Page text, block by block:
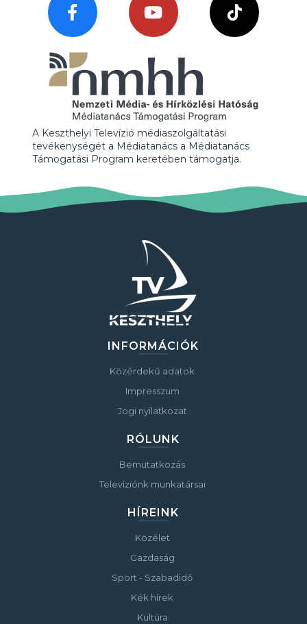
A Keszthelyi Televízió médiaszolgáltatási
tevékenységét a Médiatanács a Médiatanács
Támogatási Program keretében támogatja.
INFORMÁCIÓK
Közérdekű adatok
Impresszum
Jogi nyilatkozat
RÓLUNK
Bemutatkozás
Televíziónk munkatársai
HÍREINK
Közélet
Gazdaság
Sport - Szabadidő
Kék hírek
Kultúra